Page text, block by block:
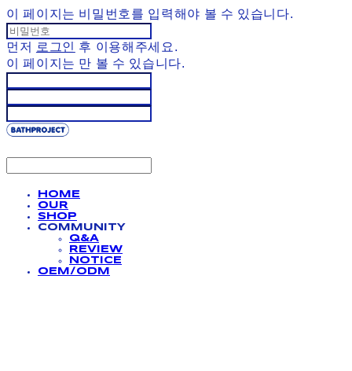
이 페이지는 비밀번호를 입력해야 볼 수 있습니다.
먼저 로그인 후 이용해주세요.
이 페이지는 만 볼 수 있습니다.
HOME
OUR
SHOP
COMMUNITY
Q&A
REVIEW
NOTICE
OEM/ODM